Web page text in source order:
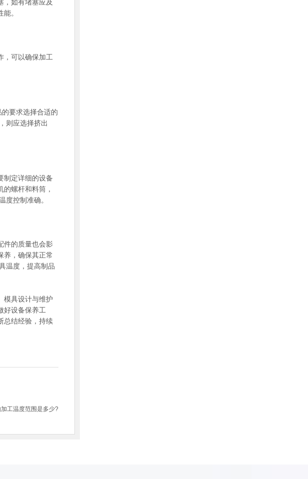
，如有堵塞应及
。
可以确保加工
要求选择合适的
则应选择挤出
定详细的设备
螺杆和料筒，
度控制准确。
件的质量也会影
养，确保其正常
温度，提高制品
具设计与维护
好设备保养工
总结经验，持续
工温度范围是多少?